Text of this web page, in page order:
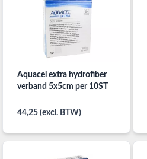
Aquacel extra hydrofiber
verband 5x5cm per 10ST
44,25 (excl. BTW)